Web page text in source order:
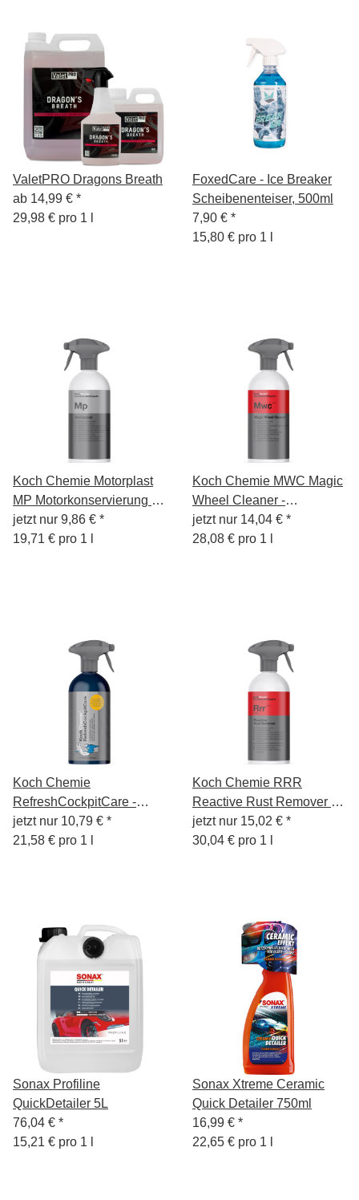
ValetPRO Dragons Breath
ab 14,99 € *
29,98 € pro 1 l
FoxedCare - Ice Breaker
Scheibenenteiser, 500ml
7,90 € *
15,80 € pro 1 l
Koch Chemie Motorplast
MP Motorkonservierung -
500 ml
jetzt nur 9,86 € *
19,71 € pro 1 l
Koch Chemie MWC Magic
Wheel Cleaner -
Säurefreier Felgenreiniger
- 500ml
jetzt nur 14,04 € *
28,08 € pro 1 l
Koch Chemie
RefreshCockpitCare -
Cockpitpflege seidenmatt
500ml KCX
jetzt nur 10,79 € *
21,58 € pro 1 l
Koch Chemie RRR
Reactive Rust Remover -
500 ml
jetzt nur 15,02 € *
30,04 € pro 1 l
Sonax Profiline
QuickDetailer 5L
76,04 € *
15,21 € pro 1 l
Sonax Xtreme Ceramic
Quick Detailer 750ml
16,99 € *
22,65 € pro 1 l